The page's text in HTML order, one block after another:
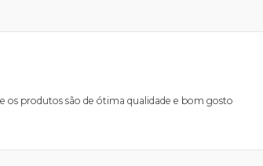
os produtos são de ótima qualidade e bom gosto